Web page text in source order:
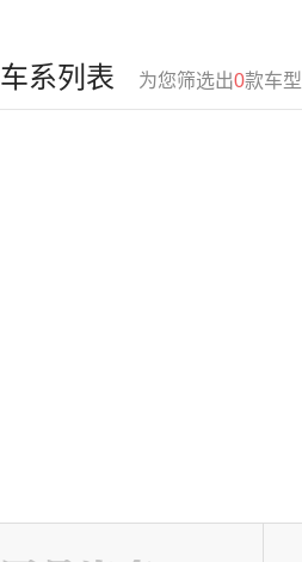
车系列表 为您筛选出0款车型